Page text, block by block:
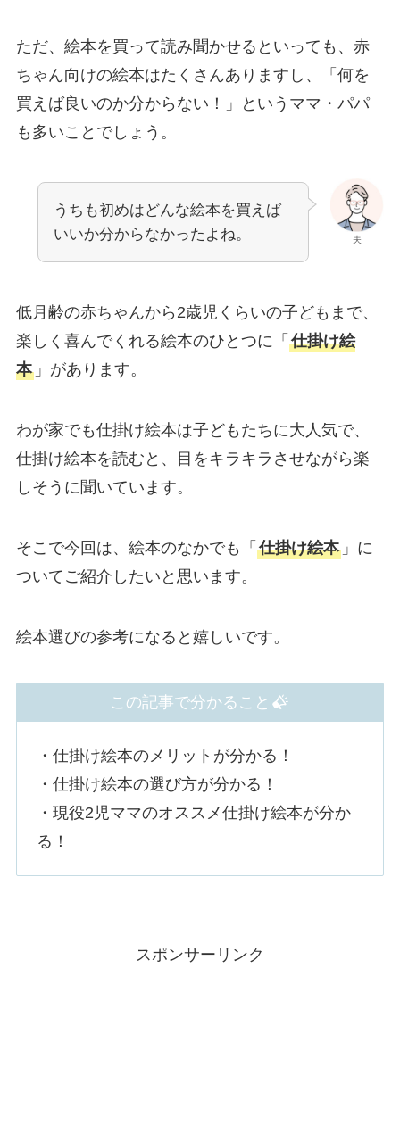
ただ、絵本を買って読み聞かせるといっても、赤
ちゃん向けの絵本はたくさんありますし、「何を
買えば良いのか分からない！」というママ・パパ
も多いことでしょう。
夫
うちも初めはどんな絵本を買えば
いいか分からなかったよね。
低月齢の赤ちゃんから2歳児くらいの子どもまで、
楽しく喜んでくれる絵本のひとつに「 仕掛け絵
本」があります。
わが家でも仕掛け絵本は子どもたちに大人気で、
仕掛け絵本を読むと、目をキラキラさせながら楽
しそうに聞いています。
そこで今回は、絵本のなかでも「 仕掛け絵本」に
ついてご紹介したいと思います。
絵本選びの参考になると嬉しいです。
この記事で分かること
・仕掛け絵本のメリットが分かる！
・仕掛け絵本の選び方が分かる！
・現役2児ママのオススメ仕掛け絵本が分か
る！
スポンサーリンク